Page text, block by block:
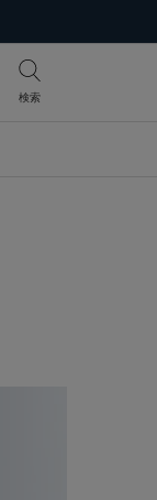
検索